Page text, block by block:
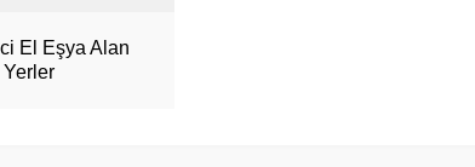
El Eşya Alan
Yerler